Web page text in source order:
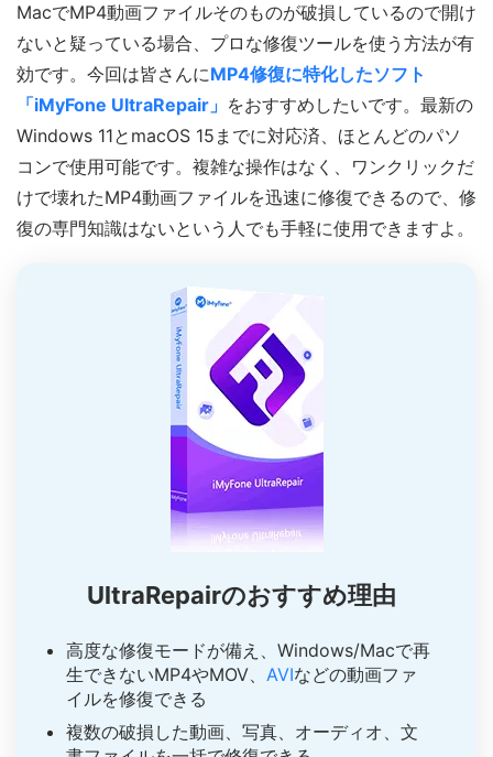
MacでMP4動画ファイルそのものが破損しているので開け
ないと疑っている場合、プロな修復ツールを使う方法が有
効です。今回は皆さんにMP4修復に特化したソフト
「iMyFone UltraRepair」 をおすすめしたいです。最新の
Windows 11とmacOS 15までに対応済、ほとんどのパソ
コンで使用可能です。複雑な操作はなく、ワンクリックだ
けで壊れたMP4動画ファイルを迅速に修復できるので、修
復の専門知識はないという人でも手軽に使用できますよ。
UltraRepairのおすすめ理由
高度な修復モードが備え、Windows/Macで再
生できないMP4やMOV、 AVIなどの動画ファ
イルを修復できる
複数の破損した動画、写真、オーディオ、文